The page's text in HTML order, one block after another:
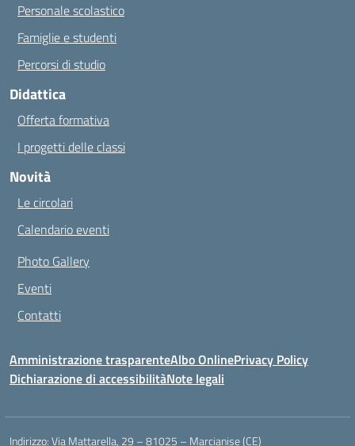
Personale scolastico
Famiglie e studenti
Percorsi di studio
Didattica
Offerta formativa
I progetti delle classi
Novità
Le circolari
Calendario eventi
Photo Gallery
Eventi
Contatti
Amministrazione trasparenteAlbo OnlinePrivacy Policy
Dichiarazione di accessibilitàNote legali
Indirizzo:Via Mattarella, 29 – 81025 – Marcianise (CE)